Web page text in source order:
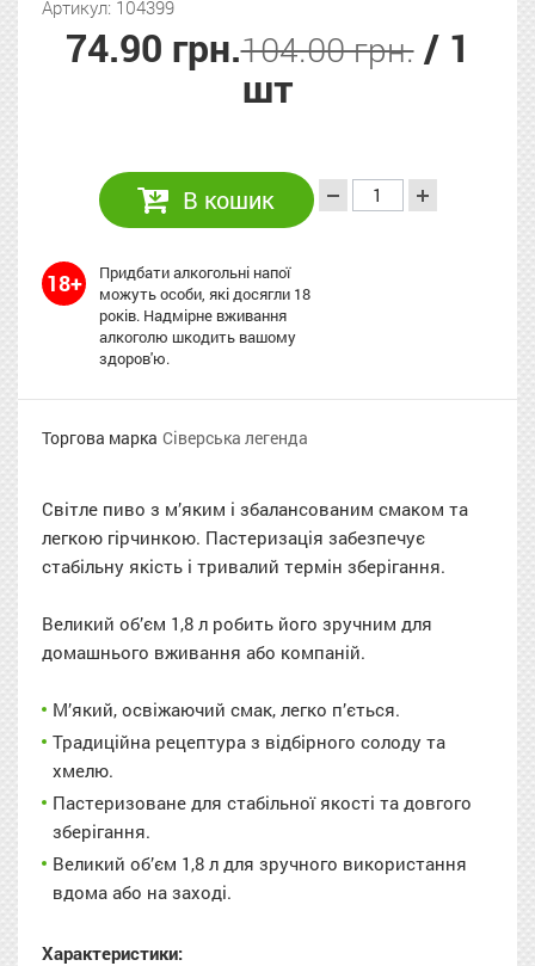
Артикул: 104399
74.90 грн.104.00 грн./ 1
шт
В кошик
18+
Придбати алкогольні напої
можуть особи, які досягли 18
років. Надмірне вживання
алкоголю шкодить вашому
здоров'ю.
Торгова марка Сіверська легенда
Світле пиво з м’яким і збалансованим смаком та
легкою гірчинкою. Пастеризація забезпечує
стабільну якість і тривалий термін зберігання.
Великий об’єм 1,8 л робить його зручним для
домашнього вживання або компаній.
М’який, освіжаючий смак, легко п’ється.
Традиційна рецептура з відбірного солоду та
хмелю.
Пастеризоване для стабільної якості та довгого
зберігання.
Великий об’єм 1,8 л для зручного використання
вдома або на заході.
Характеристики: